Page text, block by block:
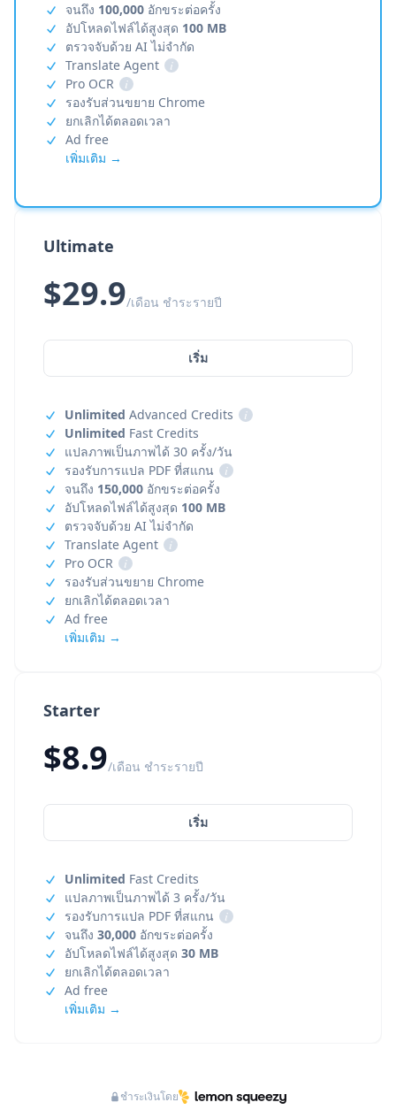
Starter
$8.9/เดือน ชำระรายปี
เริ่ม
Unlimited Fast Credits
แปลภาพเป็นภาพได้ 3 ครั้ง/วัน
รองรับการแปล PDF ที่สแกน
i
จนถึง 30,000 อักขระต่อครั้ง
อัปโหลดไฟล์ได้สูงสุด 30 MB
ยกเลิกได้ตลอดเวลา
Ad free
เพิ่มเติม →
จนถึง 100,000 อักขระต่อครั้ง
อัปโหลดไฟล์ได้สูงสุด 100 MB
ตรวจจับด้วย AI ไม่จำกัด
Translate Agent
i
Pro OCR
i
รองรับส่วนขยาย Chrome
ยกเลิกได้ตลอดเวลา
Ad free
เพิ่มเติม →
Ultimate
$29.9/เดือน ชำระรายปี
เริ่ม
Unlimited Advanced Credits
i
Unlimited Fast Credits
แปลภาพเป็นภาพได้ 30 ครั้ง/วัน
รองรับการแปล PDF ที่สแกน
i
จนถึง 150,000 อักขระต่อครั้ง
อัปโหลดไฟล์ได้สูงสุด 100 MB
ตรวจจับด้วย AI ไม่จำกัด
Translate Agent
i
Pro OCR
i
รองรับส่วนขยาย Chrome
ยกเลิกได้ตลอดเวลา
Ad free
เพิ่มเติม →
ชำระเงินโดย